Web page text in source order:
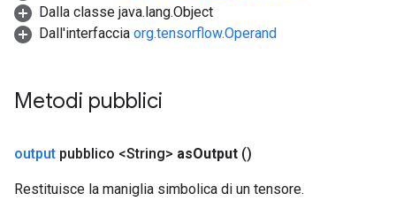
Dalla classe java.lang.Object
Dall'interfaccia org.tensorflow.Operand
Metodi pubblici
output pubblico <String> asOutput ()
Restituisce la maniglia simbolica di un tensore.